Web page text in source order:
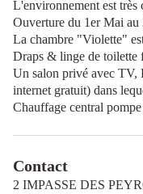
L'environnement est très
Ouverture du 1er Mai
La chambre "Violette"
Draps & linge de toilette
Un salon privé avec TV,
internet gratuit) dans
Chauffage central
Contact
2 IMPASSE DES